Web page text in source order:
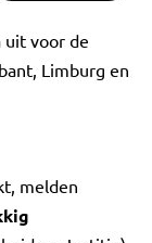
voor de
Limburg en
melden